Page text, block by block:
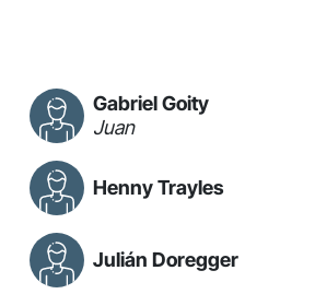
Gabriel Goity
Juan
Henny Trayles
Julián Doregger